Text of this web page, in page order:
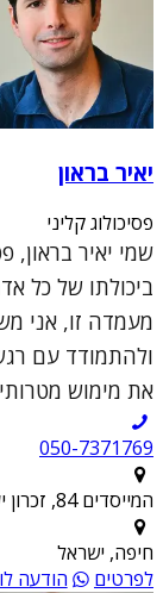
יאיר בראון
פסיכולוג קליני
שמי יאיר בראון,
ביכולתו של כל
מעמדה זו, אני
ולהתמודד עם
את מימוש
050-7371769
המייסדים 84, זכרון יעקב, ישראל
חיפה, ישראל
לפרטים
הודעה